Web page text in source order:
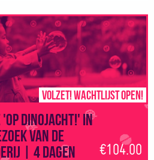
Volzet! Wachtlijst open!
'Op dinojacht!' in
van de
| 4 dagen
€104.00